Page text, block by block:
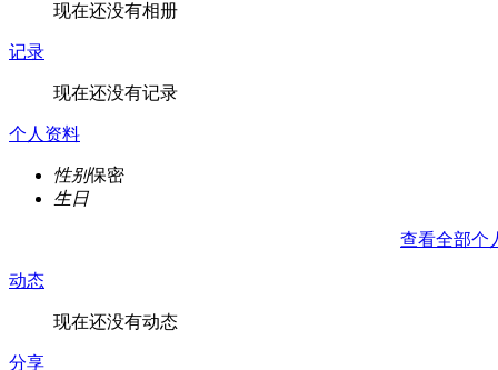
现在还没有相册
记录
现在还没有记录
个人资料
性别保密
生日
查看全部个
动态
现在还没有动态
分享